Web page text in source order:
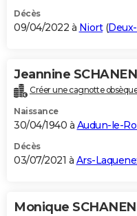
Décès
09/04/2022 à Niort(
Jeannine
Créer une cagnotte
Naissance
30/04/1940 à Audun-le-
Décès
03/07/2021 à Ars-
Monique